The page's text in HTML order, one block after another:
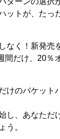
ットが、たっ
なく！新発売
間だけ、20％
けのバケット
し、あなただ
う。